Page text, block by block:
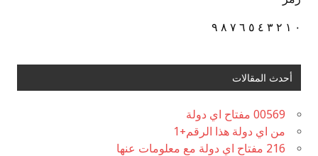
٠ ١ ٢ ٣ ٤ ٥ ٦ ٧ ٨ ٩
أحدث المقالات
00569 مفتاح اي دولة
من اي دولة هذا الرقم+1
216 مفتاح اي دولة مع معلومات عنها